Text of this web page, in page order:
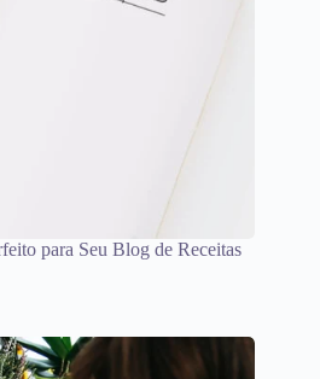
para Seu Blog de Receitas